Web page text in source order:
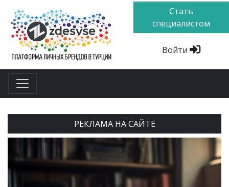
Стать
специалистом
Войти
РЕКЛАМА НА САЙТЕ